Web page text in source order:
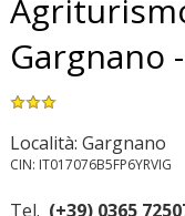
Gargnano
Località: Gargnano
CIN: IT017076B5FP6YRVIG
Tel. (+39) 0365